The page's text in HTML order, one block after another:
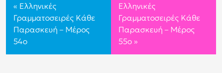
« Ελληνικές
Γραμματοσειρές Κάθε
Παρασκευή – Μέρος
54o
Ελληνικές
Γραμματοσειρές Κάθε
Παρασκευή – Μέρος
55o »